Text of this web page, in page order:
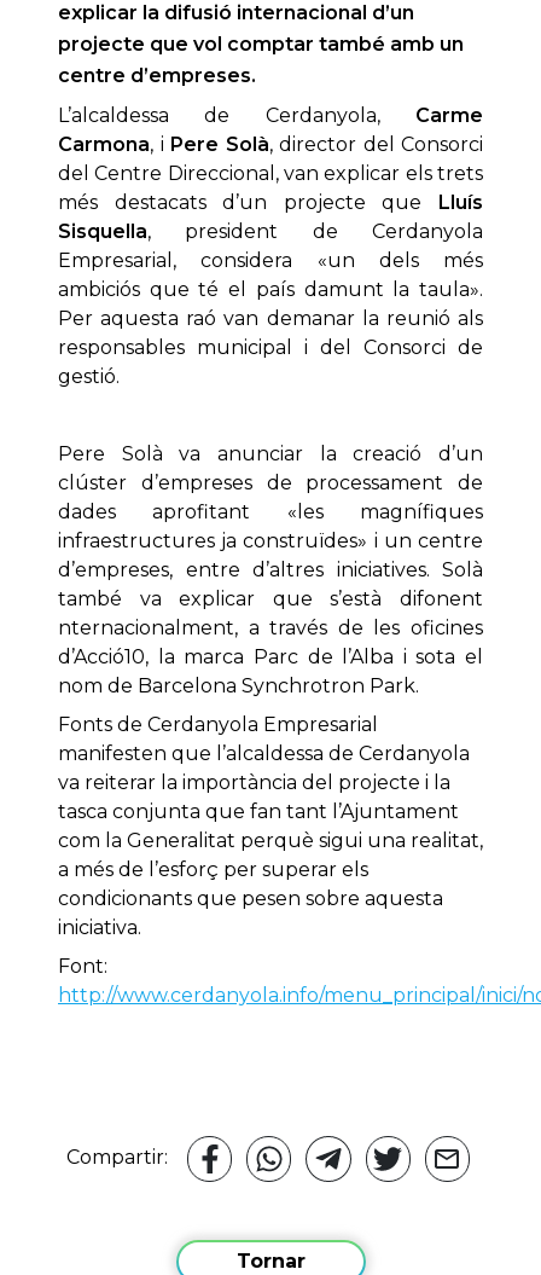
explicar la difusió internacional d’un
projecte que vol comptar també amb un
centre d’empreses.
L’alcaldessa de Cerdanyola,Carme
Carmona, i Pere Solà, director del Consorci
del Centre Direccional, van explicar els trets
més destacats d’un projecte que Lluís
Sisquella, president de Cerdanyola
Empresarial, considera «un dels més
ambiciós que té el país damunt la taula».
Per aquesta raó van demanar la reunió als
responsables municipal i del Consorci de
gestió.
Pere Solà va anunciar la creació d’un
clúster d’empreses de processament de
dades aprofitant «les magnífiques
infraestructures ja construïdes» i un centre
d’empreses, entre d’altres iniciatives. Solà
també va explicar que s’està difonent
nternacionalment, a través de les oficines
d’Acció10, la marca Parc de l’Alba i sota el
nom de Barcelona Synchrotron Park.
Fonts de Cerdanyola Empresarial
manifesten que l’alcaldessa de Cerdanyola
va reiterar la importància del projecte i la
tasca conjunta que fan tant l’Ajuntament
com la Generalitat perquè sigui una realitat,
a més de l’esforç per superar els
condicionants que pesen sobre aquesta
iniciativa.
Font:
http://www.cerdanyola.info/menu_principal/inici/
Compartir:
Tornar